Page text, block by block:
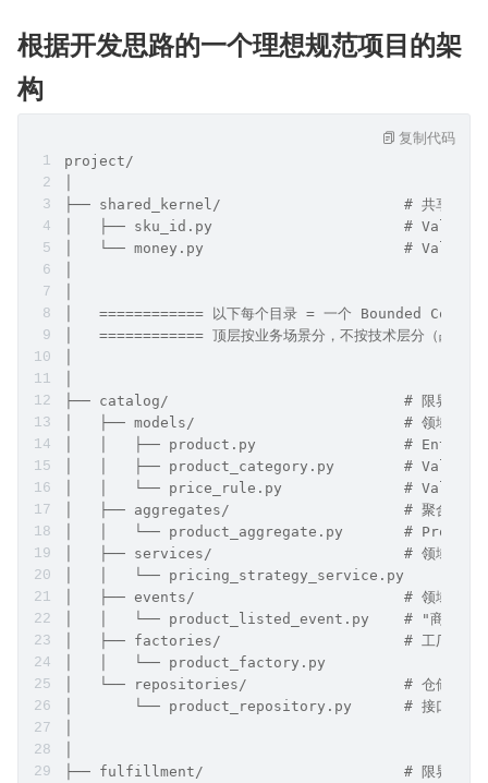
根据开发思路的一个理想规范项目的架
构
project/
├── shared_kernel/                     # 共享内核：跨上
│   ├── sku_id.py                      # Value Object
│   └── money.py                       # Value Object
│   ============ 以下每个目录 = 一个 Bounded Context
│   ============ 顶层按业务场景分，不按技术层分（战略设
├── catalog/                           # 限界上下文：商品
│   ├── models/                        # 领域模型
│   │   ├── product.py                 # Entity：有唯
│   │   ├── product_category.py        # Value
│   │   └── price_rule.py              # Value
│   ├── aggregates/                    # 聚合：product
│   │   └── product_aggregate.py       # Product（
│   ├── services/                      # 领域服务：不
│   │   └── pricing_strategy_service.py
│   ├── events/                        # 领域事件：业务上
│   │   └── product_listed_event.py    # "商品上架了"
│   ├── factories/                     # 工厂：创建聚合
│   │   └── product_factory.py
│   └── repositories/                  # 仓储：聚合根的
│       └── product_repository.py      # 接口（ABC）
├── fulfillment/                       # 限界上下文：订单
复制代码